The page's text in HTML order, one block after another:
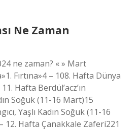
Ne Zaman
ne zaman? « » Mart
Fırtına»4 – 108. Hafta Dünya
Hafta Berdül’acz’ın
Soğuk (11-16 Mart)15
Yaşlı Kadın Soğuk (11-16
12. Hafta Çanakkale Zaferi221